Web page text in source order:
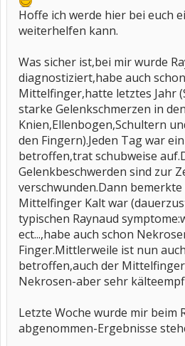
Hoffe ich werde hier bei euch
weiterhelfen kann.
Was sicher ist,bei mir wurde
diagnostiziert,habe auch
Mittelfinger,hatte letztes Jahr
starke Gelenkschmerzen in den
Knien,Ellenbogen,Schultern
den Fingern).Jeden Tag war
betroffen,trat schubweise
Gelenkbeschwerden sind zur
verschwunden.Dann bemerkte
Mittelfinger Kalt war
typischen Raynaud
ect...,habe auch schon
Finger.Mittlerweile ist nun
betroffen,auch der
Nekrosen-aber sehr
Letzte Woche wurde mir beim
abgenommen-Ergebnisse